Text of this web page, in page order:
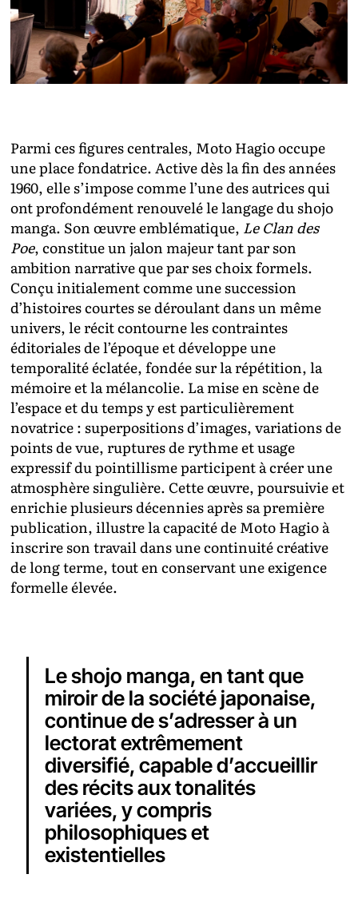
Parmi ces figures centrales, Moto Hagio occupe
une place fondatrice. Active dès la fin des années
1960, elle s’impose comme l’une des autrices qui
ont profondément renouvelé le langage du shojo
manga. Son œuvre emblématique, Le Clan des
Poe, constitue un jalon majeur tant par son
ambition narrative que par ses choix formels.
Conçu initialement comme une succession
d’histoires courtes se déroulant dans un même
univers, le récit contourne les contraintes
éditoriales de l’époque et développe une
temporalité éclatée, fondée sur la répétition, la
mémoire et la mélancolie. La mise en scène de
l’espace et du temps y est particulièrement
novatrice : superpositions d’images, variations de
points de vue, ruptures de rythme et usage
expressif du pointillisme participent à créer une
atmosphère singulière. Cette œuvre, poursuivie et
enrichie plusieurs décennies après sa première
publication, illustre la capacité de Moto Hagio à
inscrire son travail dans une continuité créative
de long terme, tout en conservant une exigence
formelle élevée.
Le shojo manga, en tant que
miroir de la société japonaise,
continue de s’adresser à un
lectorat extrêmement
diversifié, capable d’accueillir
des récits aux tonalités
variées, y compris
philosophiques et
existentielles